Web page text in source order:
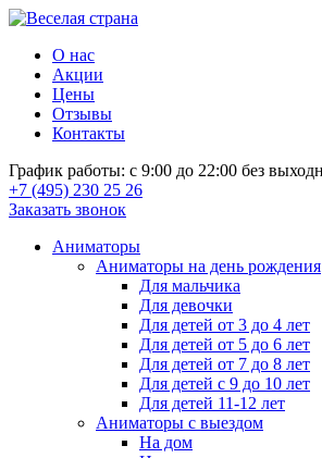
О нас
Акции
Цены
Отзывы
Контакты
График работы: с 9:00 до 22:00 без
+7 (495) 230 25 26
Заказать звонок
Аниматоры
Аниматоры на день рождения
Для мальчика
Для девочки
Для детей от 3 до 4 лет
Для детей от 5 до 6 лет
Для детей от 7 до 8 лет
Для детей с 9 до 10 лет
Для детей 11-12 лет
Аниматоры с выездом
На дом